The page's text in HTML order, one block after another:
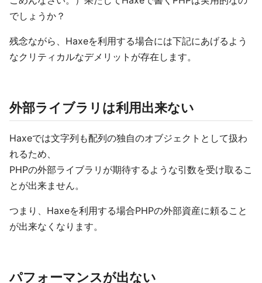
でしょうか？
残念ながら、Haxeを利用する場合には下記にあげるよう
なクリティカルなデメリットが存在します。
外部ライブラリは利用出来ない
Haxeでは文字列も配列の独自のオブジェクトとして扱わ
れるため、
PHPの外部ライブラリが期待するような引数を受け取るこ
とが出来ません。
つまり、Haxeを利用する場合PHPの外部資産に頼ること
が出来なくなります。
パフォーマンスが出ない